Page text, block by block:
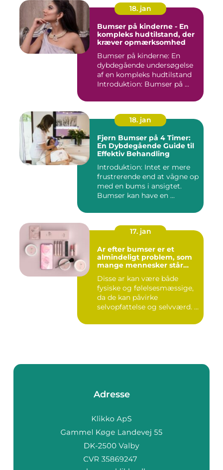
18. jan
Bumser på kinderne - En
kompleks hudtilstand, der
kræver opmærksomhed
Bumser på kinderne: En
dybdegående undersøgelse
af en kompleks hudtilstand
Introduktion: Bumser på ...
18. jan
Fjern Bumser på 4 Timer:
En Dybdegående Guide til
Effektiv Behandling
Introduktion: Intet er mere
frustrerende end at vågne op
med en bums i ansigtet.
Bumser kan have en ...
17. jan
Ar efter bumser er et
almindeligt problem, som
mange mennesker står
Disse ar kan være både
fysiske og følelsesmæssige,
da de kan påvirke
selvopfattelse og selvværd. I
Adresse